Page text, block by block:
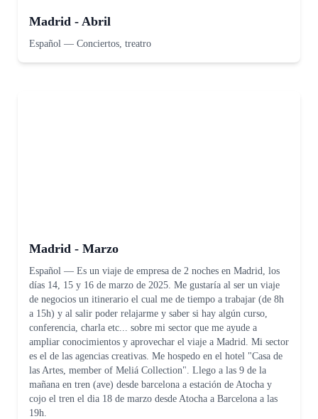
Madrid - Abril
Español — Conciertos, treatro
Madrid - Marzo
Español — Es un viaje de empresa de 2 noches en Madrid, los
días 14, 15 y 16 de marzo de 2025. Me gustaría al ser un viaje
de negocios un itinerario el cual me de tiempo a trabajar (de 8h
a 15h) y al salir poder relajarme y saber si hay algún curso,
conferencia, charla etc... sobre mi sector que me ayude a
ampliar conocimientos y aprovechar el viaje a Madrid. Mi sector
es el de las agencias creativas. Me hospedo en el hotel "Casa de
las Artes, member of Meliá Collection". Llego a las 9 de la
mañana en tren (ave) desde barcelona a estación de Atocha y
cojo el tren el dia 18 de marzo desde Atocha a Barcelona a las
19h.